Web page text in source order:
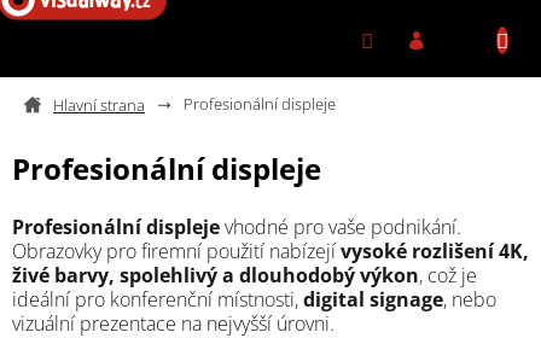
Přejít na obsah
Profesionální displeje
Profesionální displeje
Profesionální displejevhodné pro vaše podnikání.
Obrazovky pro firemní použití nabízejívysoké rozlišení 4K,
živé barvy, spolehlivý a dlouhodobý výkon, což je
ideální pro konferenční místnosti,digital signage, nebo
vizuální prezentace na nejvyšší úrovni.